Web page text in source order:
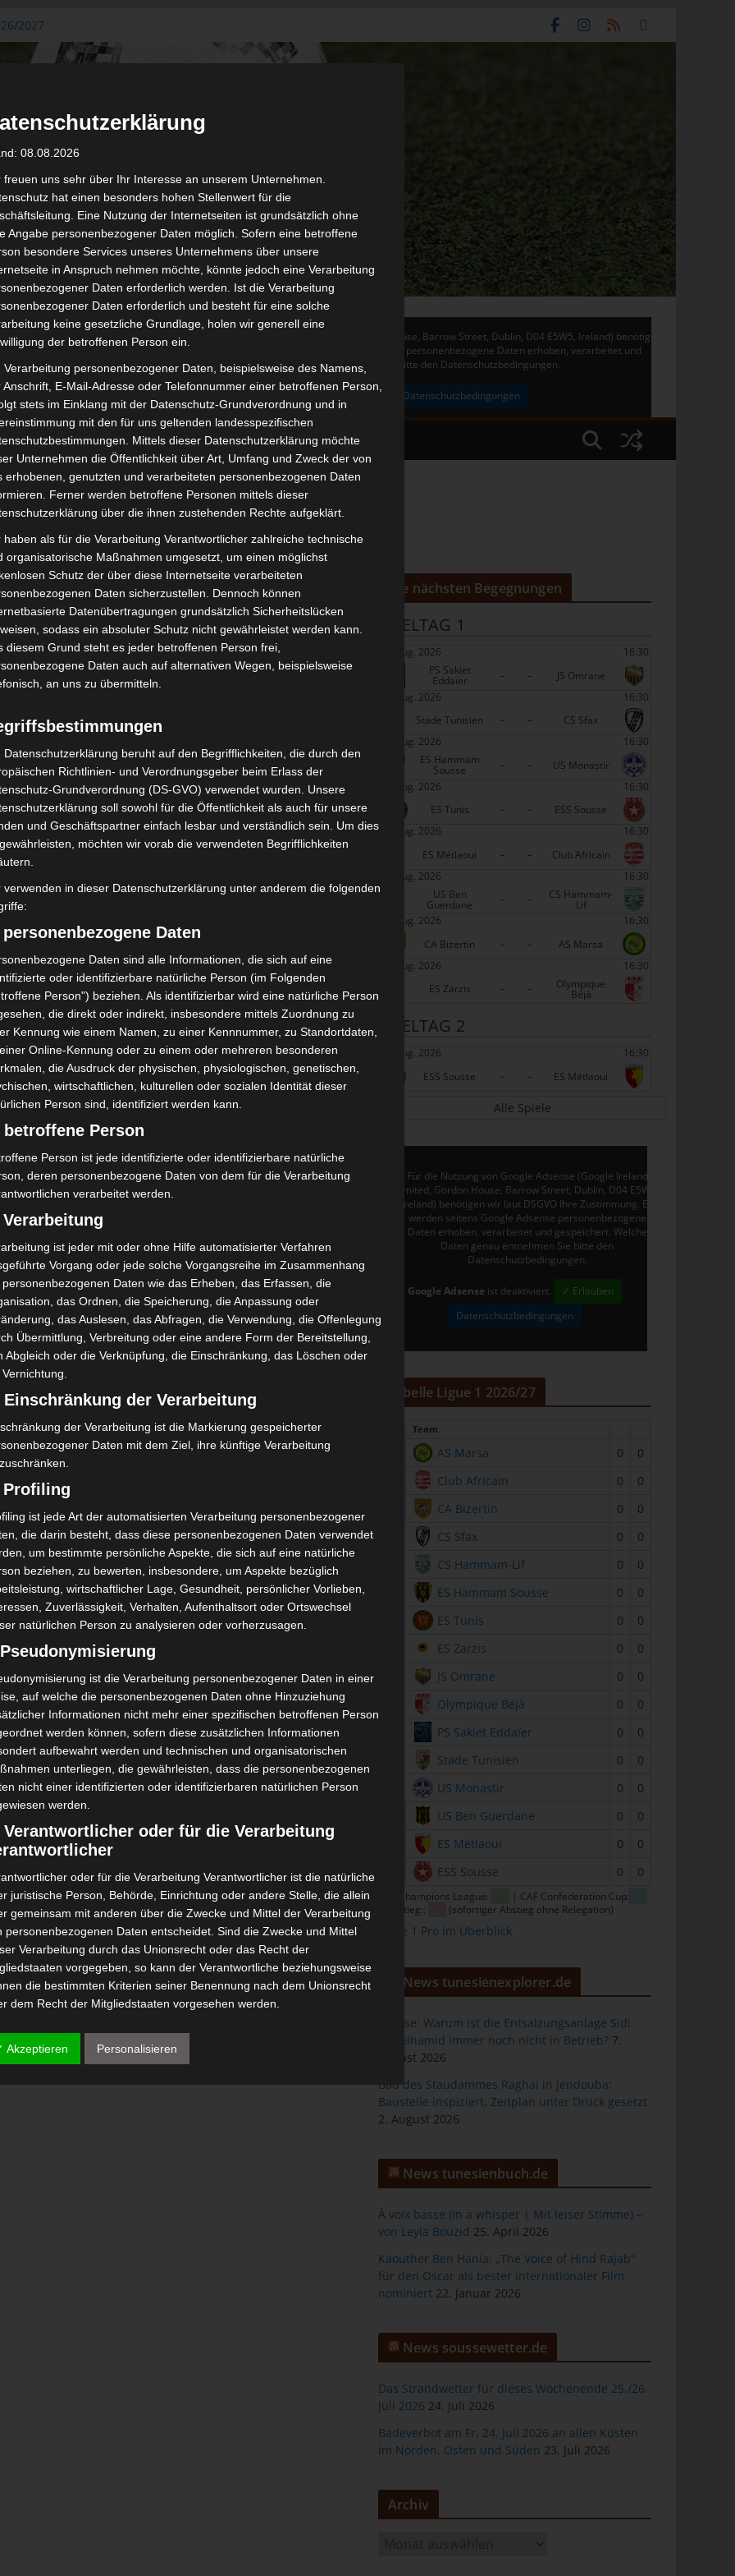
2027
August
aus der
der ersten 15
2027 –
20.
AS Soliman
zu
Für die Nutzung von Google Adsense (Google Ireland Limited, Gordon House, Barrow Street, Dublin, D04 E5W5, Ireland) benötigen
wir laut DSGVO Ihre Zustimmung. Es werden seitens Google Adsense personenbezogene Daten erhoben, verarbeitet und
gespeichert. Welche Daten genau entnehmen Sie bitte den Datenschutzbedingungen.
✓ Erlauben Datenschutzbedingungen
STADIEN IMPRESSUM
(SG) – Étoile Olympique Sidi Bouzid (EOSB)
2026 -13:00
- Ligue 2 - Ligue 2 - Gruppe B | Spieltag 19
0-0
:1 Étoile Olympique Sidi Bouzid
(EOSB)
Olympique de Gabès
Aigle Sportif Jelma (ASJ) – Espoir Sportif Bouche
mma (ESB)
Die nächsten Begegnungen
SPIELTAG 1
22 Aug. 2026
16:30
PS Sakiet
Eddaïer - -
JS Omrane
22 Aug. 2026
16:30
Stade Tunisien
- -
CS Sfax
22 Aug. 2026
16:30
ES Hammam
Sousse - -
US Monastir
22 Aug. 2026
16:30
ES Tunis
- -
ESS Sousse
22 Aug. 2026
16:30
ES Métlaoui
- -
Club Africain
22 Aug. 2026
16:30
US Ben
Guerdane - - CS Hammam-
Lif
22 Aug. 2026
16:30
CA Bizertin
- -
AS Marsa
22 Aug. 2026
16:30
ES Zarzis
- - Olympique
Béjà
SPIELTAG 2
29 Aug. 2026
16:30
ESS Sousse
- - ES Métlaoui
Alle Spiele
Für die Nutzung von Google Adsense (Google Ireland
Limited, Gordon House, Barrow Street, Dublin, D04 E5W5,
Ireland) benötigen wir laut DSGVO Ihre Zustimmung. Es
werden seitens Google Adsense personenbezogene
Daten erhoben, verarbeitet und gespeichert. Welche
Daten genau entnehmen Sie bitte den
Datenschutzbedingungen.
Google Adsense ist deaktiviert.
✓ Erlauben
Datenschutzbedingungen
Tabelle Ligue 1 2026/27
Team
AS Marsa 0
0
Club Africain 0
0
CA Bizertin 0
0
CS Sfax 0
0
CS Hammam-Lif 0
0
ES Hammam Sousse 0
0
ES Tunis 0
0
ES Zarzis 0
0
JS Omrane 0
0
Olympique Béjà 0
0
PS Sakiet Eddaïer 0
0
Stade Tunisien 0
0
US Monastir 0
0
US Ben Guerdane 0
0
ES Métlaoui 0
0
ESS Sousse 0 0
CAF Champions League:
| CAF Confederation Cup:
| Abstieg::
(sofortiger Abstieg ohne Relegation)
Ligue 1 Pro im Überblick
News tunesienexplorer.de
Sousse: Warum ist die Entsalzungsanlage Sidi
Abdelhamid immer noch nicht in Betrieb? 7.
August 2026
Bau des Staudammes Raghai in Jendouba:
Baustelle inspiziert, Zeitplan unter Druck gesetzt
2. August 2026
News tunesienbuch.de
À voix basse (In a whisper | Mit leiser Stimme) –
von Leyla Bouzid 25. April 2026
Kaouther Ben Hania: „The Voice of Hind Rajab“
für den Oscar als bester internationaler Film
nominiert 22. Januar 2026
News soussewetter.de
Das Strandwetter für dieses Wochenende 25./26.
Juli 2026 24. Juli 2026
Badeverbot am Fr, 24. Juli 2026 an allen Küsten
im Norden, Osten und Süden 23. Juli 2026
Archiv
08.08.2026
freuen uns sehr über Ihr Interesse an unserem Unternehmen.
hat einen besonders hohen Stellenwert für die
Eine Nutzung der Internetseiten ist grundsätzlich ohne
Angabe personenbezogener Daten möglich. Sofern eine betroffene
besondere Services unseres Unternehmens über unsere
in Anspruch nehmen möchte, könnte jedoch eine Verarbeitung
Daten erforderlich werden. Ist die Verarbeitung
Daten erforderlich und besteht für eine solche
keine gesetzliche Grundlage, holen wir generell eine
der betroffenen Person ein.
Verarbeitung personenbezogener Daten, beispielsweise des Namens,
Anschrift, E-Mail-Adresse oder Telefonnummer einer betroffenen Person,
stets im Einklang mit der Datenschutz-Grundverordnung und in
mit den für uns geltenden landesspezifischen
Mittels dieser Datenschutzerklärung möchte
Unternehmen die Öffentlichkeit über Art, Umfang und Zweck der von
erhobenen, genutzten und verarbeiteten personenbezogenen Daten
Ferner werden betroffene Personen mittels dieser
über die ihnen zustehenden Rechte aufgeklärt.
haben als für die Verarbeitung Verantwortlicher zahlreiche technische
organisatorische Maßnahmen umgesetzt, um einen möglichst
Schutz der über diese Internetseite verarbeiteten
Daten sicherzustellen. Dennoch können
Datenübertragungen grundsätzlich Sicherheitslücken
sodass ein absoluter Schutz nicht gewährleistet werden kann.
diesem Grund steht es jeder betroffenen Person frei,
Daten auch auf alternativen Wegen, beispielsweise
an uns zu übermitteln.
Datenschutzerklärung beruht auf den Begrifflichkeiten, die durch den
Richtlinien- und Verordnungsgeber beim Erlass der
Grundverordnung (DS-GVO) verwendet wurden. Unsere
soll sowohl für die Öffentlichkeit als auch für unsere
und Geschäftspartner einfach lesbar und verständlich sein. Um dies
möchten wir vorab die verwendeten Begrifflichkeiten
verwenden in dieser Datenschutzerklärung unter anderem die folgenden
personenbezogene Daten
Daten sind alle Informationen, die sich auf eine
oder identifizierbare natürliche Person (im Folgenden
Person") beziehen. Als identifizierbar wird eine natürliche Person
die direkt oder indirekt, insbesondere mittels Zuordnung zu
Kennung wie einem Namen, zu einer Kennnummer, zu Standortdaten,
Online-Kennung oder zu einem oder mehreren besonderen
die Ausdruck der physischen, physiologischen, genetischen,
wirtschaftlichen, kulturellen oder sozialen Identität dieser
Person sind, identifiziert werden kann.
betroffene Person
Person ist jede identifizierte oder identifizierbare natürliche
deren personenbezogene Daten von dem für die Verarbeitung
verarbeitet werden.
ist jeder mit oder ohne Hilfe automatisierter Verfahren
Vorgang oder jede solche Vorgangsreihe im Zusammenhang
personenbezogenen Daten wie das Erheben, das Erfassen, die
das Ordnen, die Speicherung, die Anpassung oder
das Auslesen, das Abfragen, die Verwendung, die Offenlegung
Übermittlung, Verbreitung oder eine andere Form der Bereitstellung,
Abgleich oder die Verknüpfung, die Einschränkung, das Löschen oder
Einschränkung der Verarbeitung
der Verarbeitung ist die Markierung gespeicherter
Daten mit dem Ziel, ihre künftige Verarbeitung
Profiling
ist jede Art der automatisierten Verarbeitung personenbezogener
die darin besteht, dass diese personenbezogenen Daten verwendet
um bestimmte persönliche Aspekte, die sich auf eine natürliche
beziehen, zu bewerten, insbesondere, um Aspekte bezüglich
wirtschaftlicher Lage, Gesundheit, persönlicher Vorlieben,
Zuverlässigkeit, Verhalten, Aufenthaltsort oder Ortswechsel
natürlichen Person zu analysieren oder vorherzusagen.
ist die Verarbeitung personenbezogener Daten in einer
auf welche die personenbezogenen Daten ohne Hinzuziehung
Informationen nicht mehr einer spezifischen betroffenen Person
werden können, sofern diese zusätzlichen Informationen
aufbewahrt werden und technischen und organisatorischen
unterliegen, die gewährleisten, dass die personenbezogenen
nicht einer identifizierten oder identifizierbaren natürlichen Person
werden.
Verantwortlicher oder für die Verarbeitung
oder für die Verarbeitung Verantwortlicher ist die natürliche
juristische Person, Behörde, Einrichtung oder andere Stelle, die allein
gemeinsam mit anderen über die Zwecke und Mittel der Verarbeitung
personenbezogenen Daten entscheidet. Sind die Zwecke und Mittel
Verarbeitung durch das Unionsrecht oder das Recht der
vorgegeben, so kann der Verantwortliche beziehungsweise
die bestimmten Kriterien seiner Benennung nach dem Unionsrecht
dem Recht der Mitgliedstaaten vorgesehen werden.
Auftragsverarbeiter
ist eine natürliche oder juristische Person, Behörde,
ist jede von der betroffenen Person freiwillig für den bestimmten
in Form einer Erklärung oder einer sonstigen eindeutigen
Akzeptieren Personalisieren